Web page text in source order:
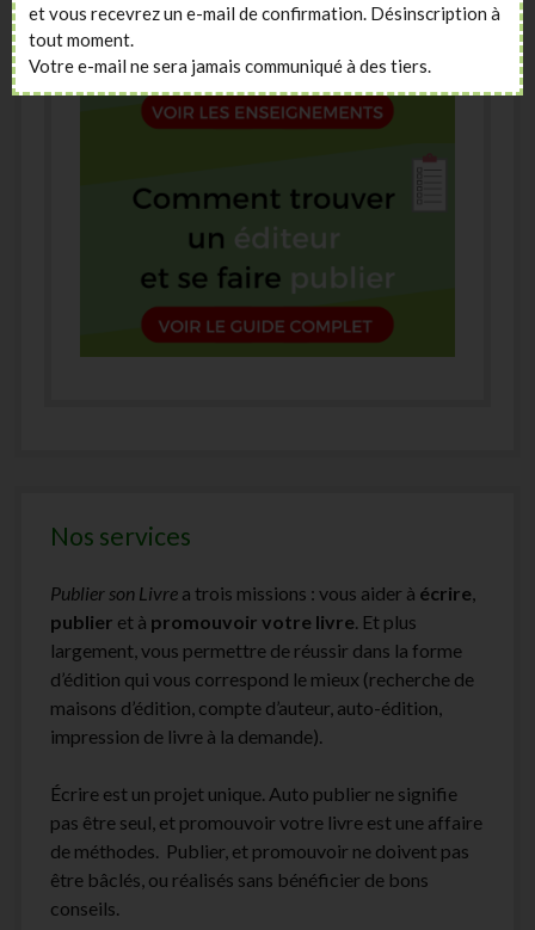
Nos services
Publier son Livre a trois missions : vous aider à écrire,
publier et à promouvoir votre livre. Et plus
largement, vous permettre de réussir dans la forme
d’édition qui vous correspond le mieux (recherche de
maisons d’édition, compte d’auteur, auto-édition,
impression de livre à la demande).
Écrire est un projet unique. Auto publier ne signifie
pas être seul, et promouvoir votre livre est une affaire
de méthodes. Publier, et promouvoir ne doivent pas
être bâclés, ou réalisés sans bénéficier de bons
conseils.
et vous recevrez un e-mail de confirmation. Désinscription à
tout moment.
Votre e-mail ne sera jamais communiqué à des tiers.